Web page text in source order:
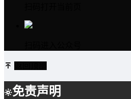
免责声明